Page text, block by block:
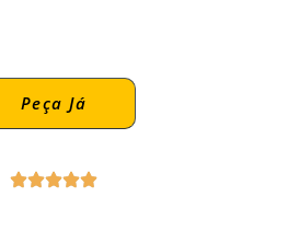
Peça Já